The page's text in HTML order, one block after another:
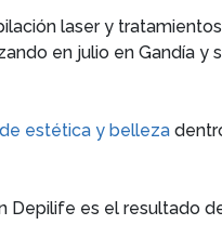
laser y
en julio en Gandía y
estética y belleza
Depilife es el resultado